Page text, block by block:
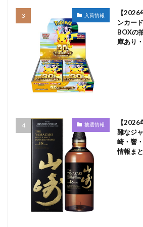
入荷情報
【
ンカー
BOXの
庫あり
抽選情報
【
難なジ
崎・響
情報ま